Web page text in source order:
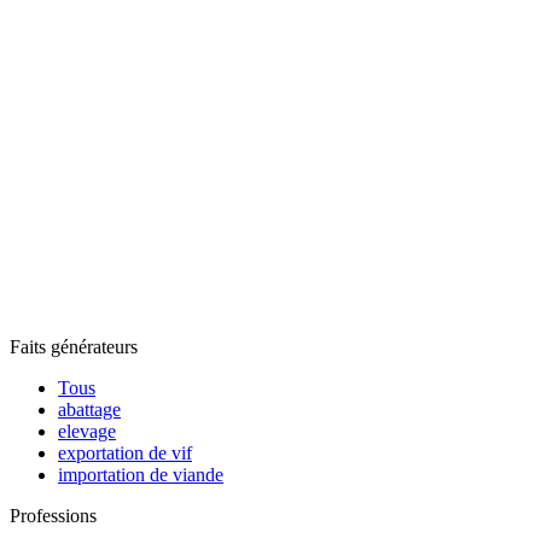
Faits générateurs
Tous
abattage
elevage
exportation de vif
importation de viande
Professions